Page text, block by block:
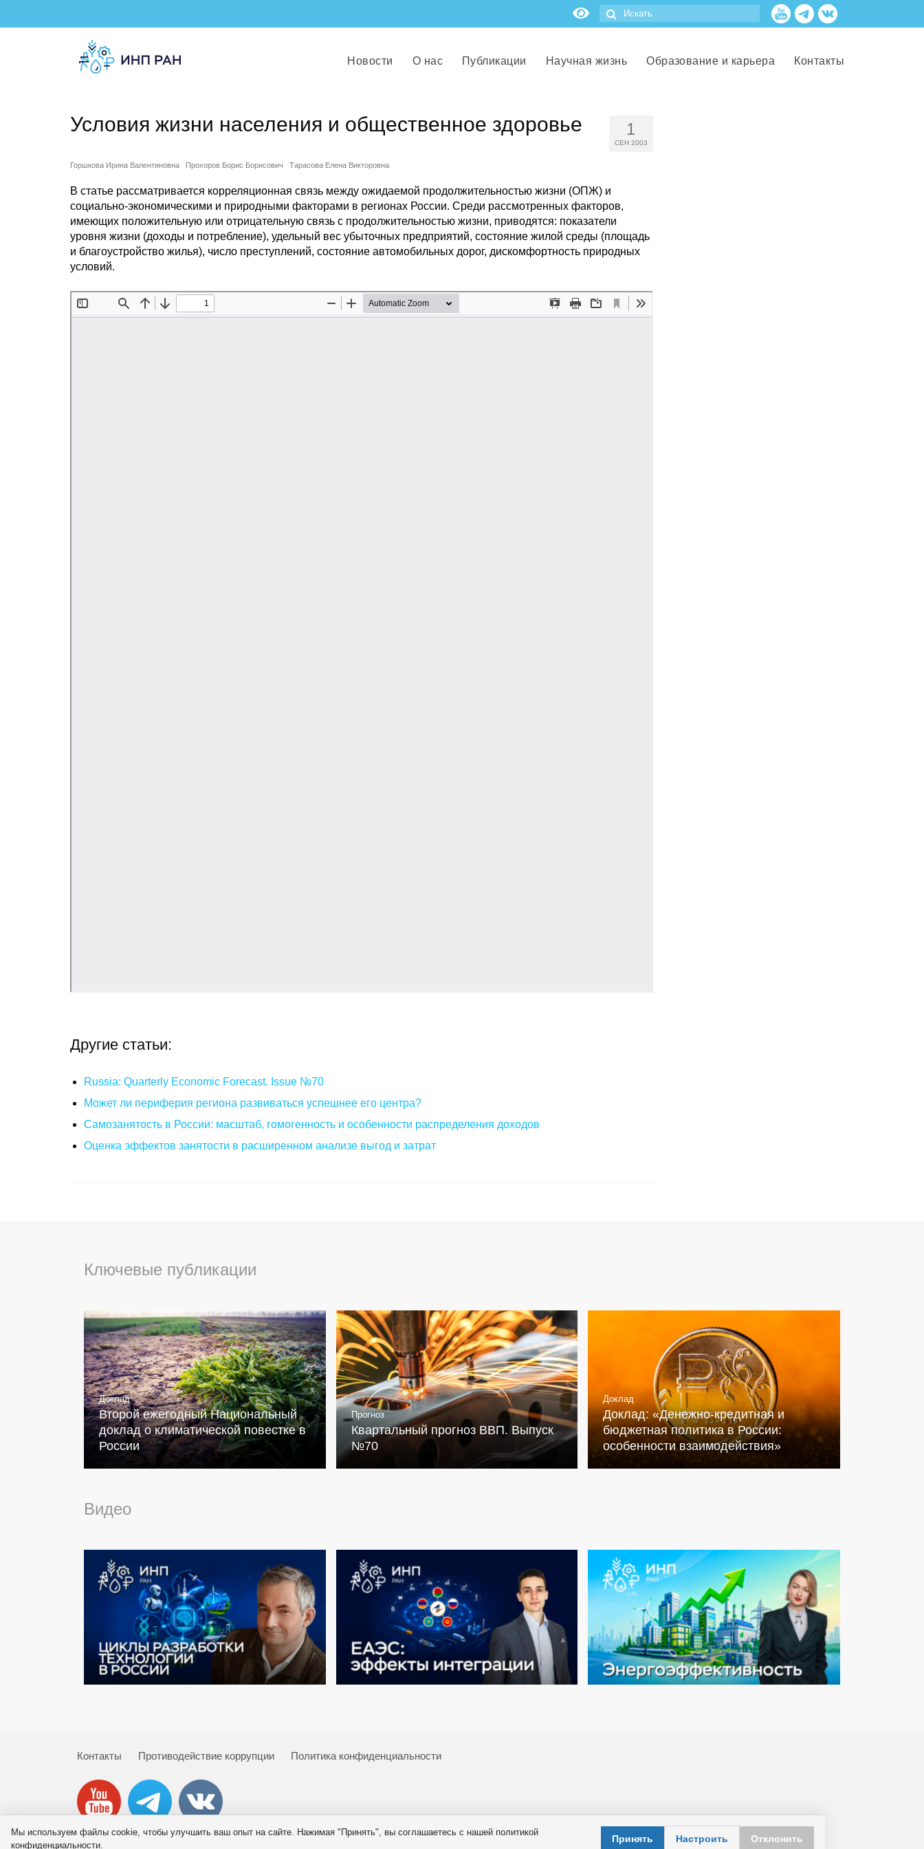
Новости О нас Публикации Научная жизнь Образование и карьера Контакты
1
СЕН 2003
Условия жизни населения и общественное здоровье
Горшкова Ирина Валентиновна Прохоров Борис Борисович Тарасова Елена Викторовна
В статье рассматривается корреляционная связь между ожидаемой продолжительностью жизни (ОПЖ) и
социально-экономическими и природными факторами в регионах России. Среди рассмотренных факторов,
имеющих положительную или отрицательную связь с продолжительностью жизни, приводятся: показатели
уровня жизни (доходы и потребление), удельный вес убыточных предприятий, состояние жилой среды (площадь
и благоустройство жилья), число преступлений, состояние автомобильных дорог, дискомфортность природных
условий.
Другие статьи:
Russia: Quarterly Economic Forecast. Issue №70
Может ли периферия региона развиваться успешнее его центра?
Самозанятость в России: масштаб, гомогенность и особенности распределения доходов
Оценка эффектов занятости в расширенном анализе выгод и затрат
Ключевые публикации
Доклад
Второй ежегодный Национальный
доклад о климатической повестке в
России
Прогноз
Квартальный прогноз ВВП. Выпуск
№70
Доклад
Доклад: «Денежно-кредитная и
бюджетная политика в России:
особенности взаимодействия»
Видео
Контакты Противодействие коррупции Политика конфиденциальности
© 2026 ИНП РАН
Мы используем файлы cookie, чтобы улучшить ваш опыт на сайте. Нажимая "Принять", вы соглашаетесь с нашей политикой
конфиденциальности.
Принять Настроить Отклонить